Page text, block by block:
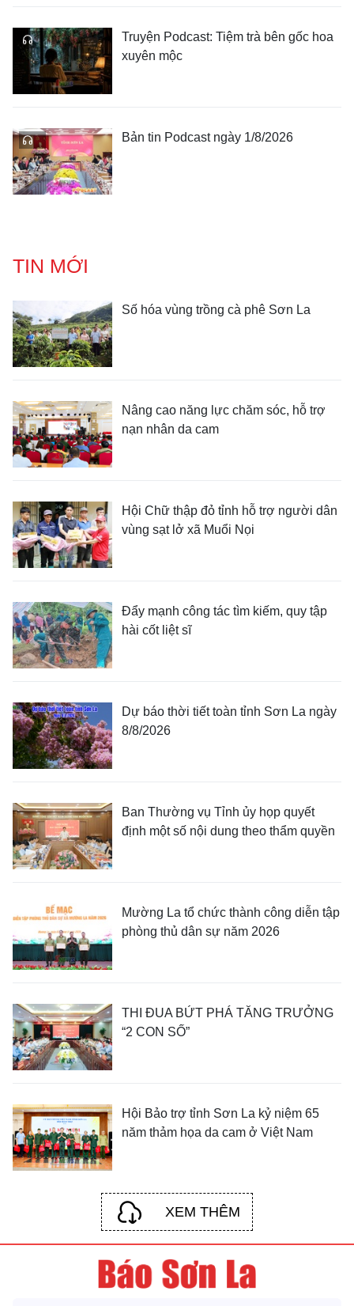
Truyện Podcast: Tiệm trà bên gốc hoa
xuyên mộc
Bản tin Podcast ngày 1/8/2026
TIN MỚI
Số hóa vùng trồng cà phê Sơn La
Nâng cao năng lực chăm sóc, hỗ trợ
nạn nhân da cam
Hội Chữ thập đỏ tỉnh hỗ trợ người dân
vùng sạt lở xã Muổi Nọi
Đẩy mạnh công tác tìm kiếm, quy tập
hài cốt liệt sĩ
Dự báo thời tiết toàn tỉnh Sơn La ngày
8/8/2026
Ban Thường vụ Tỉnh ủy họp quyết
định một số nội dung theo thẩm quyền
Mường La tổ chức thành công diễn tập
phòng thủ dân sự năm 2026
THI ĐUA BỨT PHÁ TĂNG TRƯỞNG
“2 CON SỐ”
Hội Bảo trợ tỉnh Sơn La kỷ niệm 65
năm thảm họa da cam ở Việt Nam
XEM THÊM